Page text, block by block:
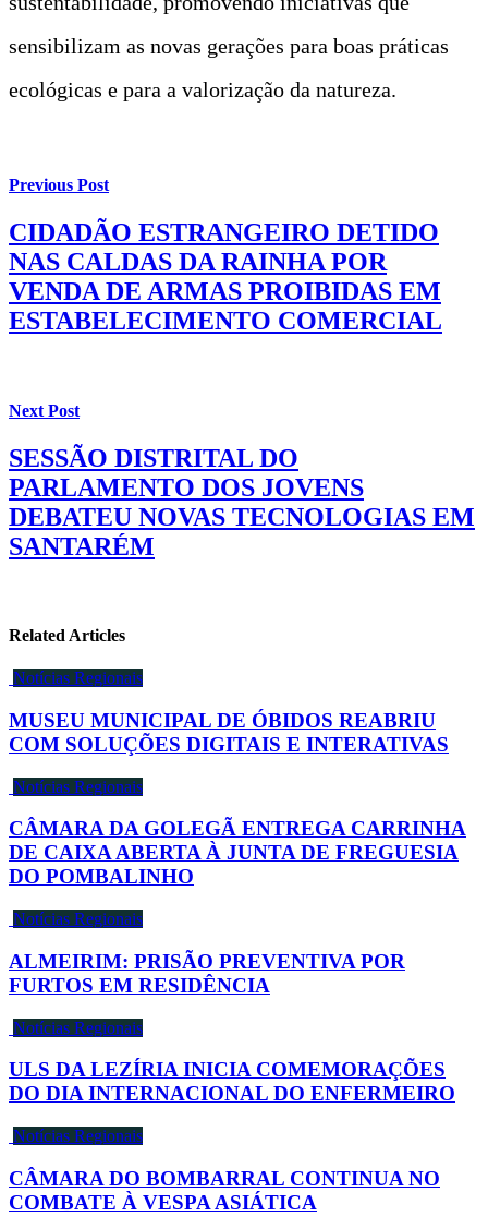
sensibilizam as novas gerações para boas práticas
ecológicas e para a valorização da natureza.
Previous Post
CIDADÃO ESTRANGEIRO DETIDO
NAS CALDAS DA RAINHA POR
VENDA DE ARMAS PROIBIDAS EM
ESTABELECIMENTO COMERCIAL
Next Post
SESSÃO DISTRITAL DO
PARLAMENTO DOS JOVENS
DEBATEU NOVAS TECNOLOGIAS EM
SANTARÉM
Related Articles
Notícias Regionais
MUSEU MUNICIPAL DE ÓBIDOS REABRIU
COM SOLUÇÕES DIGITAIS E INTERATIVAS
Notícias Regionais
CÂMARA DA GOLEGÃ ENTREGA CARRINHA
DE CAIXA ABERTA À JUNTA DE FREGUESIA
DO POMBALINHO
Notícias Regionais
ALMEIRIM: PRISÃO PREVENTIVA POR
FURTOS EM RESIDÊNCIA
Notícias Regionais
ULS DA LEZÍRIA INICIA COMEMORAÇÕES
DO DIA INTERNACIONAL DO ENFERMEIRO
Notícias Regionais
CÂMARA DO BOMBARRAL CONTINUA NO
COMBATE À VESPA ASIÁTICA